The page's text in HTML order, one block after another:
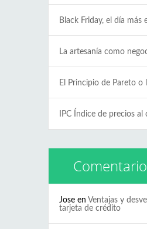
Black Friday, el día más
La artesanía como
El Principio de Pareto o
IPC Índice de precios
Jose en Ventajas y
tarjeta de crédito